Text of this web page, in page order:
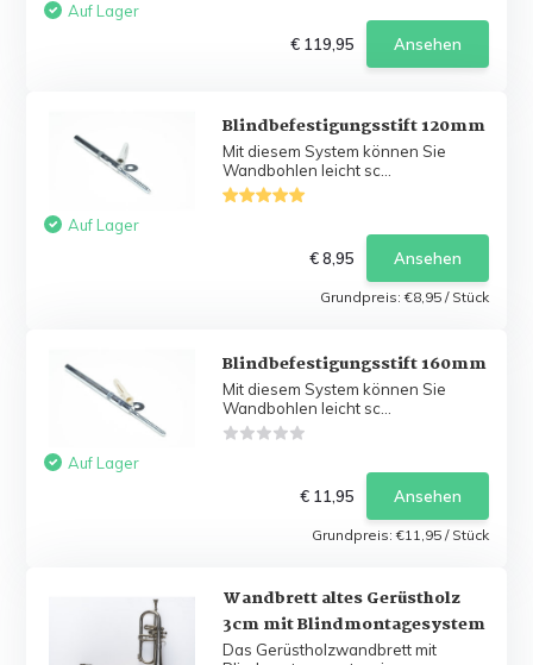
Auf Lager
€ 119,95
Ansehen
Blindbefestigungsstift 120mm
Mit diesem System können Sie
Wandbohlen leicht sc...
Auf Lager
€ 8,95
Ansehen
Grundpreis:€8,95/ Stück
Blindbefestigungsstift 160mm
Mit diesem System können Sie
Wandbohlen leicht sc...
Auf Lager
€ 11,95
Ansehen
Grundpreis:€11,95/ Stück
Wandbrett altes Gerüstholz
3cm mit Blindmontagesystem
Das Gerüstholzwandbrett mit